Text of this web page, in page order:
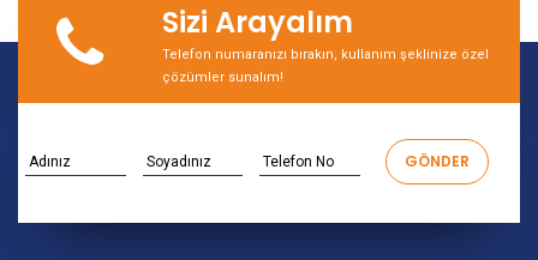
Sizi Arayalım
Telefon numaranızı bırakın, kullanım şeklinize özel
çözümler sunalım!